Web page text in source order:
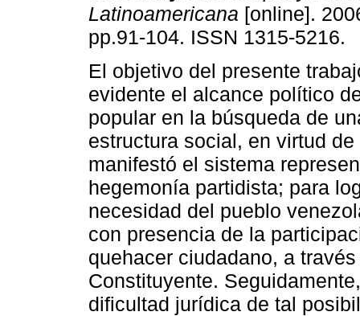
Latinoamericana [online].
pp.91-104. ISSN 1315-5216.
El objetivo del presente
evidente el alcance político
popular en la búsqueda de
estructura social, en virtud
manifestó el sistema
hegemonía partidista; para
necesidad del pueblo
con presencia de la
quehacer ciudadano, a
Constituyente.
dificultad jurídica de tal